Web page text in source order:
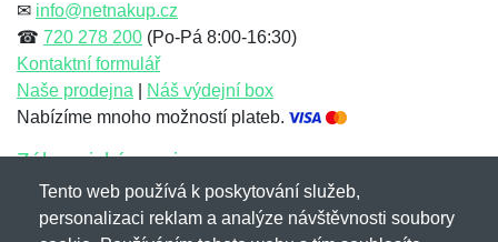
✉ info@netnakup.cz
☎ 720 278 200 (Po-Pá 8:00-16:30)
Kontaktní formulář
Naše prodejna
Náš výdejní box
Nabízíme mnoho možností plateb.
Zákaznický servis
Novinky emailem
Tento web používá k poskytování služeb,
personalizaci reklam a analýze návštěvnosti soubory